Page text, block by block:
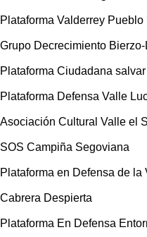
Plataforma Valderrey
Grupo Decrecimiento Bierzo-
Plataforma Ciudadana
Plataforma Defensa Valle
Asociación Cultural Valle el
SOS Campiña Segoviana
Plataforma en Defensa de la
Cabrera Despierta
Plataforma En Defensa